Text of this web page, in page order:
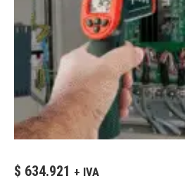
$ 634.921 + IVA